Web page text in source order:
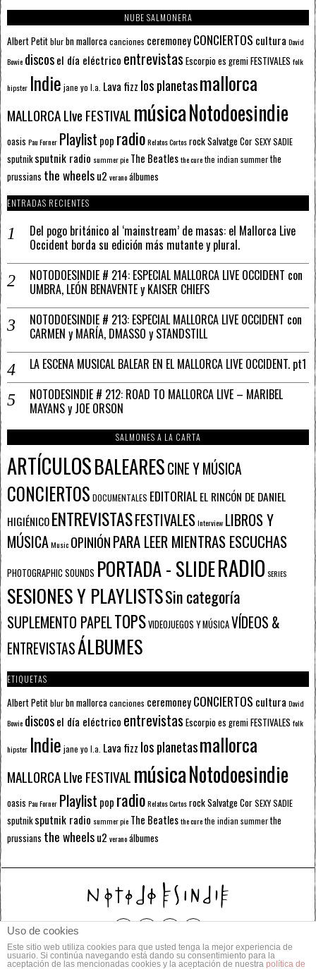
NUBE SALMONERA
Albert Petitblurbn mallorcacanciones ceremoneyCONCIERTOS cultura David
Bowie discosel día eléctrico entrevistas Escorpioes gremiFESTIVALES folk
hipster Indie jane yo l.a. Lava fizz los planetasmallorca
MALLORCA LIve FESTIVAL músicaNotodoesindie
oasis Pau Forner Playlist pop radioRelatos CortosrockSalvatge CorSEXY SADIE
sputnik sputnik radio summer pie The Beatlesthe curethe indian summerthe
prussians the wheelsu2 veranoálbumes
ENTRADAS RECIENTES
Del pogo británico al ‘mainstream’ de masas: el Mallorca Live
Occident borda su edición más mutante y plural.
NOTODOESINDIE # 214: ESPECIAL MALLORCA LIVE OCCIDENT con
UMBRA, LEÓN BENAVENTE y KAISER CHIEFS
NOTODOESINDIE # 213: ESPECIAL MALLORCA LIVE OCCIDENT con
CARMEN y MARÍA, DMASSO y STANDSTILL
LA ESCENA MUSICAL BALEAR EN EL MALLORCA LIVE OCCIDENT. pt1
NOTODESINDIE # 212: ROAD TO MALLORCA LIVE – MARIBEL
MAYANS y JOE ORSON
SALMONES A LA CARTA
ARTÍCULOSBALEARESCINE Y MÚSICA
CONCIERTOS DOCUMENTALES EDITORIALEL RINCÓN DE DANIEL
HIGIÉNICOENTREVISTASFESTIVALESInterview LIBROS Y
MÚSICAMusic OPINIÓNPARA LEER MIENTRAS ESCUCHAS
PHOTOGRAPHIC SOUNDS PORTADA - SLIDERADIO SERIES
SESIONES Y PLAYLISTSSin categoría
SUPLEMENTO PAPELTOPSVIDEOJUEGOS Y MÚSICAVÍDEOS &
ENTREVISTASÁLBUMES
ETIQUETAS
Albert Petitblurbn mallorcacanciones ceremoneyCONCIERTOS cultura David
Bowie discosel día eléctrico entrevistas Escorpioes gremiFESTIVALES folk
hipster Indie jane yo l.a. Lava fizz los planetasmallorca
MALLORCA LIve FESTIVAL músicaNotodoesindie
oasis Pau Forner Playlist pop radioRelatos CortosrockSalvatge CorSEXY SADIE
sputnik sputnik radio summer pie The Beatlesthe curethe indian summerthe
prussians the wheelsu2 veranoálbumes
© 2014 Todos los derechos reservados.
Uso de cookies
Este sitio web utiliza cookies para que usted tenga la mejor experiencia de
usuario. Si continúa navegando está dando su consentimiento para la
aceptación de las mencionadas cookies y la aceptación de nuestra política de